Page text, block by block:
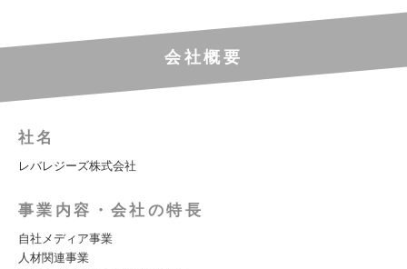
会社概要
社名
レバレジーズ株式会社
事業内容・会社の特長
自社メディア事業
人材関連事業